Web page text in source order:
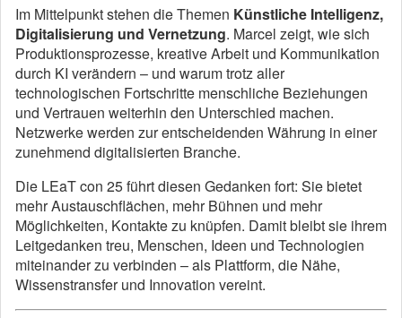
Im Mittelpunkt stehen die Themen Künstliche Intelligenz,
Digitalisierung und Vernetzung. Marcel zeigt, wie sich
Produktionsprozesse, kreative Arbeit und Kommunikation
durch KI verändern – und warum trotz aller
technologischen Fortschritte menschliche Beziehungen
und Vertrauen weiterhin den Unterschied machen.
Netzwerke werden zur entscheidenden Währung in einer
zunehmend digitalisierten Branche.
Die LEaT con 25 führt diesen Gedanken fort: Sie bietet
mehr Austauschflächen, mehr Bühnen und mehr
Möglichkeiten, Kontakte zu knüpfen. Damit bleibt sie ihrem
Leitgedanken treu, Menschen, Ideen und Technologien
miteinander zu verbinden – als Plattform, die Nähe,
Wissenstransfer und Innovation vereint.